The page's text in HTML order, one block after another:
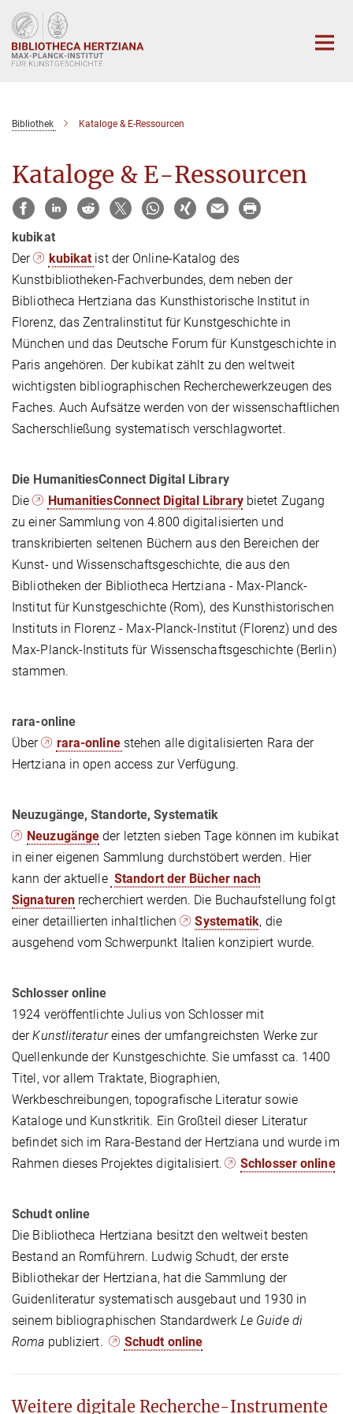
Hauptinhalt
Bibliothek Kataloge & E-Ressourcen
Kataloge & E-Ressourcen
kubikat
Der
kubikat ist der Online-Katalog des
Kunstbibliotheken-Fachverbundes, dem neben der
Bibliotheca Hertziana das Kunsthistorische Institut in
Florenz, das Zentralinstitut für Kunstgeschichte in
München und das Deutsche Forum für Kunstgeschichte in
Paris angehören. Der kubikat zählt zu den weltweit
wichtigsten bibliographischen Recherchewerkzeugen des
Faches. Auch Aufsätze werden von der wissenschaftlichen
Sacherschließung systematisch verschlagwortet.
Die HumanitiesConnect Digital Library
Die
HumanitiesConnect Digital Librarybietet Zugang
zu einer Sammlung von 4.800 digitalisierten und
transkribierten seltenen Büchern aus den Bereichen der
Kunst- und Wissenschaftsgeschichte, die aus den
Bibliotheken der Bibliotheca Hertziana - Max-Planck-
Institut für Kunstgeschichte (Rom), des Kunsthistorischen
Instituts in Florenz - Max-Planck-Institut (Florenz) und des
Max-Planck-Instituts für Wissenschaftsgeschichte (Berlin)
stammen.
rara-online
Über
rara-online stehen alle digitalisierten Rara der
Hertziana in open access zur Verfügung.
Neuzugänge, Standorte, Systematik
Neuzugänge der letzten sieben Tage können im kubikat
in einer eigenen Sammlung durchstöbert werden. Hier
kann der aktuelle Standort der Bücher nach
Signaturen recherchiert werden. Die Buchaufstellung folgt
einer detaillierten inhaltlichen
Systematik, die
ausgehend vom Schwerpunkt Italien konzipiert wurde.
Schlosser online
1924 veröffentlichte Julius von Schlosser mit
derKunstliteratureines der umfangreichsten Werke zur
Quellenkunde der Kunstgeschichte. Sie umfasst ca. 1400
Titel, vor allem Traktate, Biographien,
Werkbeschreibungen, topografische Literatur sowie
Kataloge und Kunstkritik. Ein Großteil dieser Literatur
befindet sich im Rara-Bestand der Hertziana und wurde im
Rahmen dieses Projektes digitalisiert.
Schlosser online
Schudt online
Die Bibliotheca Hertziana besitzt den weltweit besten
Bestand an Romführern. Ludwig Schudt, der erste
Bibliothekar der Hertziana, hat die Sammlung der
Guidenliteratur systematisch ausgebaut und 1930 in
seinem bibliographischen Standardwerk Le Guide di
Roma publiziert. Schudt online
Weitere digitale Recherche-Instrumente